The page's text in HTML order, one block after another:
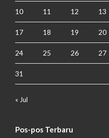
10 11 12 13
17 18 19 20
24 25 26 27
31
« Jul
Pos-pos Terbaru